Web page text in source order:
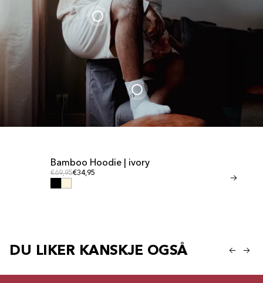
Bamboo Hoodie | ivory
Ordinær pris
€69,95Ordinær pris
€34,95
DU LIKER KANSKJE OGSÅ